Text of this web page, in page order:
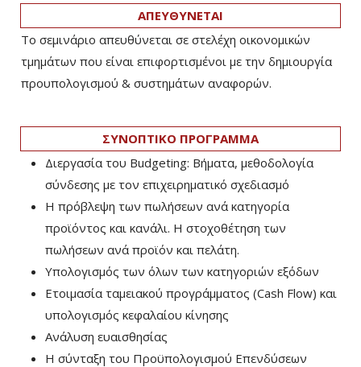
ΑΠΕΥΘΥΝΕΤΑΙ
Το σεμινάριο απευθύνεται σε στελέχη οικονομικών
τμημάτων που είναι επιφορτισμένοι με την δημιουργία
προυπολογισμού & συστημάτων αναφορών.
ΣΥΝΟΠΤΙΚΟ ΠΡΟΓΡΑΜΜΑ
Διεργασία του Budgeting: Βήματα, μεθοδολογία
σύνδεσης με τον επιχειρηματικό σχεδιασμό
Η πρόβλεψη των πωλήσεων ανά κατηγορία
προϊόντος και κανάλι. Η στοχοθέτηση των
πωλήσεων ανά προϊόν και πελάτη.
Υπολογισμός των όλων των κατηγοριών εξόδων
Ετοιμασία ταμειακού προγράμματος (Cash Flow) και
υπολογισμός κεφαλαίου κίνησης
Ανάλυση ευαισθησίας
Η σύνταξη του Προϋπολογισμού Επενδύσεων